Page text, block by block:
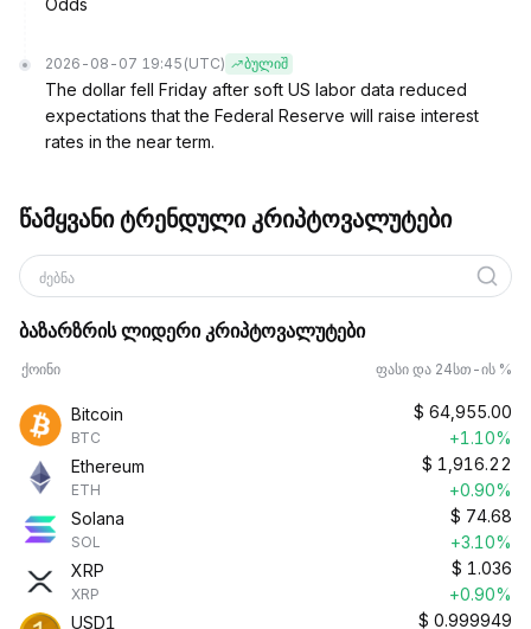
Odds
2026-08-07 19:45 (UTC) ბულიშ
The dollar fell Friday after soft US labor data reduced
expectations that the Federal Reserve will raise interest
rates in the near term.
წამყვანი ტრენდული კრიპტოვალუტები
ძებნა
ბაზარზრის ლიდერი კრიპტოვალუტები
ქოინი ფასი და 24სთ-ის %
Bitcoin
BTC
$ 64,955.00
+1.10%
Ethereum
ETH
$ 1,916.22
+0.90%
Solana
SOL
$ 74.68
+3.10%
XRP
XRP
$ 1.036
+0.90%
USD1
$ 0.999949